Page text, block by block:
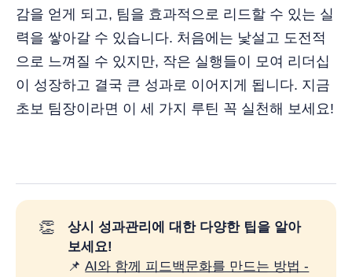
감을 얻게 되고, 팀을 효과적으로 리드할 수 있는 실
력을 쌓아갈 수 있습니다. 처음에는 낯설고 도전적
으로 느껴질 수 있지만, 작은 실행들이 모여 리더십
이 성장하고 결국 큰 성과로 이어지게 됩니다. 지금
초보 팀장이라면 이 세 가지 루틴 꼭 실천해 보세요!
👏
상시 성과관리에 대한 다양한 팁을 알아
보세요!
📌AI와 함께 피드백문화를 만드는 방법 -